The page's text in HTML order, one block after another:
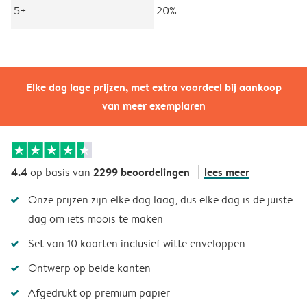
Elke dag lage prijzen, met extra voordeel bij aankoop
van meer exemplaren
5+
20%
4.4op basis van 2299 beoordelingen lees meer
Onze prijzen zijn elke dag laag, dus elke dag is de juiste
dag om iets moois te maken
Set van 10 kaarten inclusief witte enveloppen
Ontwerp op beide kanten
Afgedrukt op premium papier